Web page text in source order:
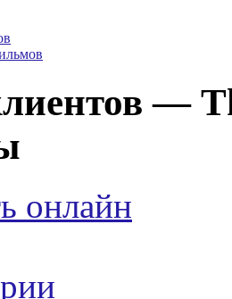
—
онлайн